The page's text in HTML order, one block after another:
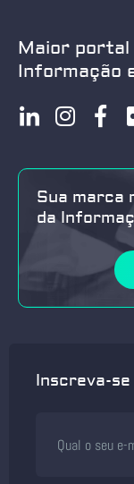
Maior portal
Informação
Sua marca
da
Inscreva-